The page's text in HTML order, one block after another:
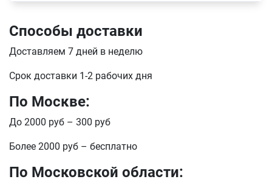
Способы доставки
Доставляем 7 дней в неделю
Срок доставки 1-2 рабочих дня
По Москве:
До 2000 руб – 300 руб
Более 2000 руб – бесплатно
По Московской области: